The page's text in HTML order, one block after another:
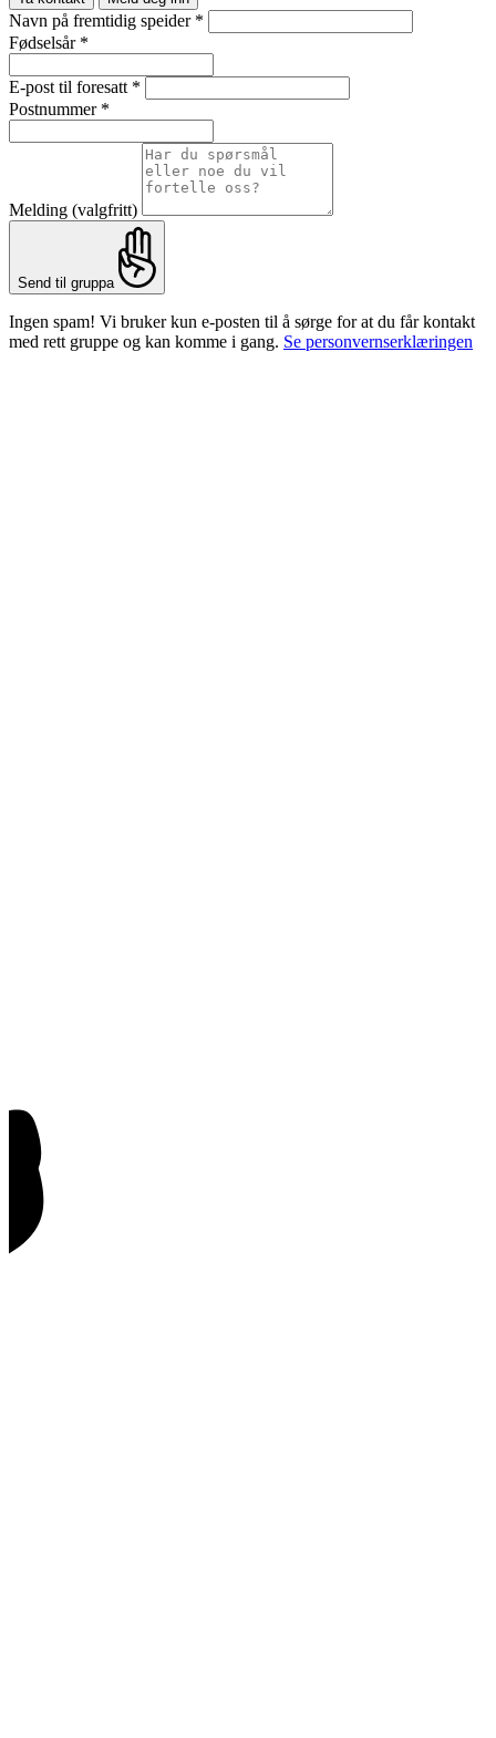
Navn på fremtidig speider *
Fødselsår *
E-post til foresatt *
Postnummer *
Melding (valgfritt)
Send til gruppa
Ingen spam! Vi bruker kun e-posten til å sørge for at du får kontakt
med rett gruppe og kan komme i gang. Se personvernserklæringen